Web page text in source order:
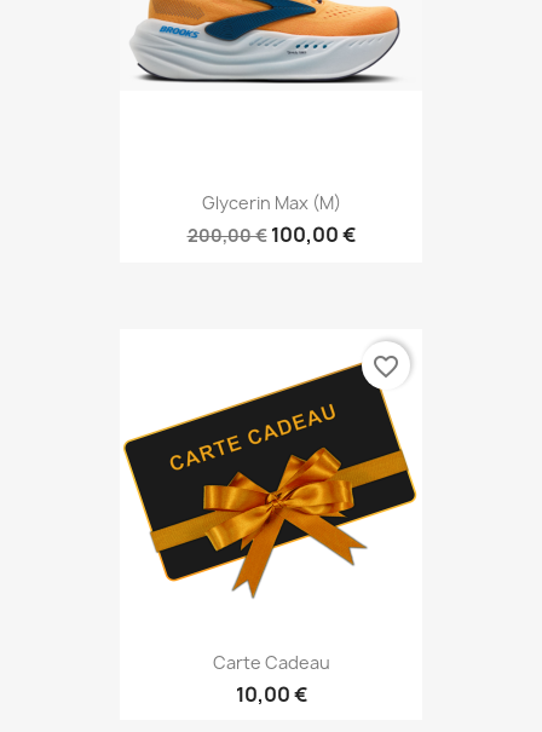
Glycerin Max (M)
200,00 € 100,00 €
Carte Cadeau
10,00 €
favorite_border